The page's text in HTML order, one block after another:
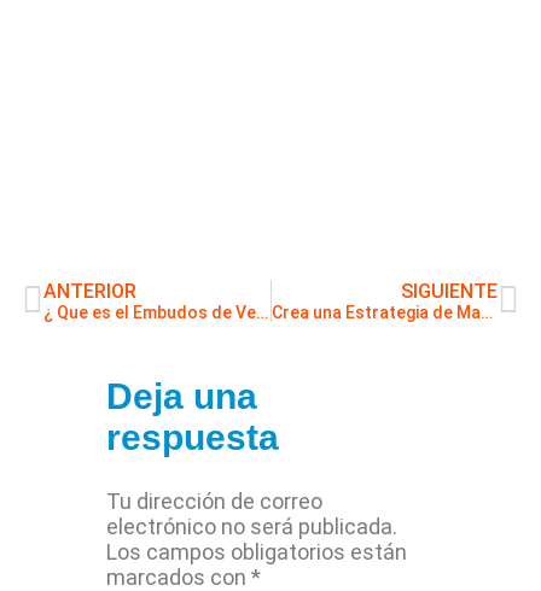
ANTERIOR
¿ Que es el Embudos de Ventas y Como se crea paso a paso ?
SIGUIENTE
Crea una Estrategia de Marketing con ChatGPT: Copia este Prompt
Deja una
respuesta
Tu dirección de correo
electrónico no será publicada.
Los campos obligatorios están
marcados con*